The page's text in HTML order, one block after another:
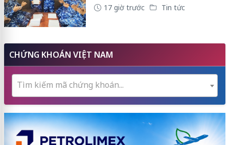
17 giờ trước Tin tức
CHỨNG KHOÁN VIỆT NAM
Tìm kiếm mã chứng khoán...